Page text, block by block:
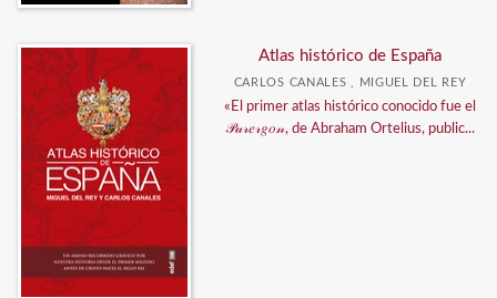
Atlas histórico de España
CARLOS CANALES , MIGUEL DEL REY
«El primer atlas histórico conocido fue el
𝒫𝒶𝓇𝑒𝓇𝑔𝑜𝓃, de Abraham Ortelius, public...